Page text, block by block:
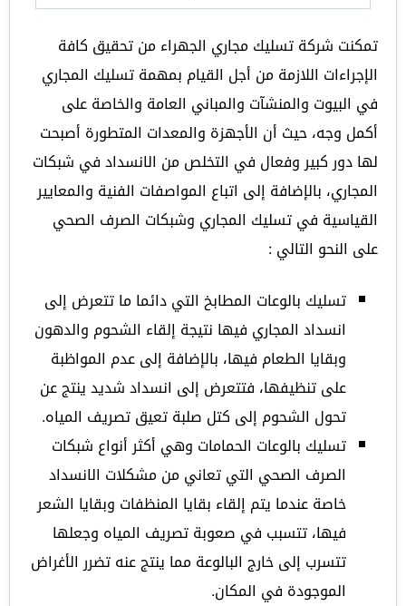
تمكنت شركة تسليك مجاري الجهراء من تحقيق كافة
الإجراءات اللازمة من أجل القيام بمهمة تسليك المجاري
في البيوت والمنشآت والمباني العامة والخاصة على
أكمل وجه، حيث أن الأجهزة والمعدات المتطورة أصبحت
لها دور كبير وفعال في التخلص من الانسداد في شبكات
المجاري، بالإضافة إلى اتباع المواصفات الفنية والمعايير
القياسية في تسليك المجاري وشبكات الصرف الصحي
على النحو التالي :
تسليك بالوعات المطابخ التي دائما ما تتعرض إلى
انسداد المجاري فيها نتيجة إلقاء الشحوم والدهون
وبقايا الطعام فيها، بالإضافة إلى عدم المواظبة
على تنظيفها، فتتعرض إلى انسداد شديد ينتج عن
تحول الشحوم إلى كتل صلبة تعيق تصريف المياه.
تسليك بالوعات الحمامات وهي أكثر أنواع شبكات
الصرف الصحي التي تعاني من مشكلات الانسداد
خاصة عندما يتم إلقاء بقايا المنظفات وبقايا الشعر
فيها، تتسبب في صعوبة تصريف المياه وجعلها
تتسرب إلى خارج البالوعة مما ينتج عنه تضرر الأغراض
الموجودة في المكان.